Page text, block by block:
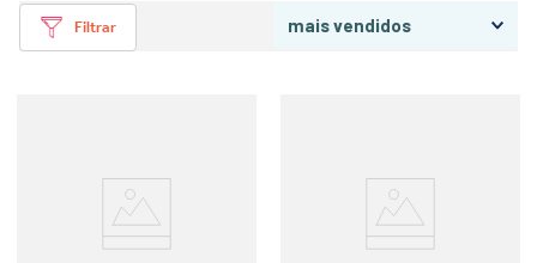
Filtrar mais vendidos